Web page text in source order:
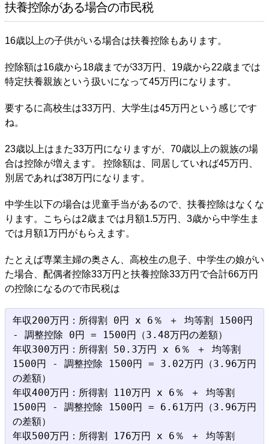
扶養控除がある場合の市民税
16歳以上の子供がいる場合は扶養控除もあります。
控除額は16歳から18歳までが33万円、19歳から22歳までは
特定扶養親族という扱いになって45万円になります。
要するに高校生は33万円、大学生は45万円という感じです
ね。
23歳以上はまた33万円になりますが、70歳以上の親族の場
合は控除が増えます。 控除額は、同居していれば45万円、
別居であれば38万円になります。
中学生以下の場合は児童手当があるので、扶養控除はなくな
ります。こちらは2歳までは月額1.5万円、3歳から中学生ま
では月額1万円がもらえます。
たとえば専業主婦の奥さん、高校生の息子、中学生の娘がい
た場合、配偶者控除33万円と扶養控除33万円で合計66万円
の控除になるので市民税は
年収200万円：所得割 0円 x 6％ ＋ 均等割 1500円
- 調整控除 0円 = 1500円（3.48万円の差額）
年収300万円：所得割 50.3万円 x 6％ ＋ 均等割
1500円 - 調整控除 1500円 = 3.02万円（3.96万円
の差額）
年収400万円：所得割 110万円 x 6％ ＋ 均等割
1500円 - 調整控除 1500円 = 6.61万円（3.96万円
の差額）
年収500万円：所得割 176万円 x 6％ ＋ 均等割